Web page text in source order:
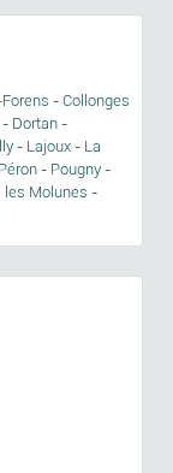
- Collonges
- Dortan -
- Lajoux - La
Péron - Pougny -
Molunes -